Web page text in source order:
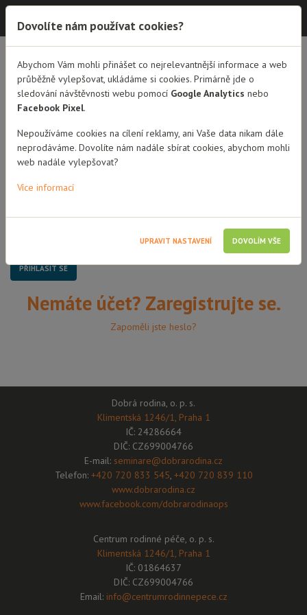
Dobrá rodina - semináře
Dobrá rodina - semináře
Přihlášení
Uživatelské jméno / Email
Heslo
Nemáte účet? Zaregistrujte se.
Zapoměli jste heslo?
Dobrá rodina, o. p. s.
Klimentská 1246/1, Praha 1
IČ: 24286664
DIČ: CZ699004766
E-mail: seminare@dobrarodina.cz
Telefon: +420 720 833 545, +420 720 839 110
www.dobrarodina.cz
www.facebook.com/dobrarodinaops
Centrum rodinné péče, o. p. s.
Klimentská 1246/1, Praha 1
IČ: 01864637
DIČ: CZ699004766
Email: info@centrumrodinnepece.cz
Dovolíte nám používat cookies?
Abychom Vám mohli přinášet co nejrelevantnější informace a web
průběžně vylepšovat, ukládáme si cookies. Primárně jde o
sledování návštěvnosti webu pomocí Google Analytics nebo
Facebook Pixel.
Nepoužíváme cookies na cílení reklamy, ani Vaše data nikam dále
neprodáváme. Dovolíte nám nadále sbírat cookies, abychom mohli
web nadále vylepšovat?
Více informací
UPRAVIT NASTAVENÍ DOVOLÍM VŠE